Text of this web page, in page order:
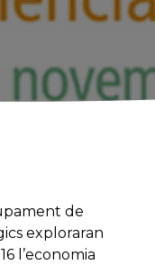
de
exploraran
l’economia